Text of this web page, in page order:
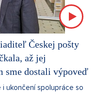
Českej pošty
až jej
sme dostali výpoveď
i ukončení spolupráce so